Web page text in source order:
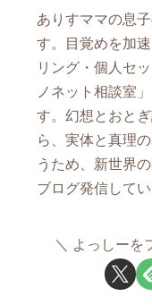
ありすママの息
す。目覚めを加
リング・個人セ
ノネット相談室
す。幻想とおと
ら、実体と真理
うため、新世界
ブログ発信してい
よっしーを